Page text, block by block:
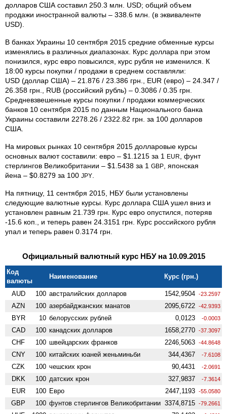
долларов США составил 250.3 млн. USD; общий объем
продажи иностранной валюты – 338.6 млн. (в эквиваленте
USD).
В банках Украины 10 сентября 2015 средние обменные курсы
изменялись в различных диапазонах. Курс доллара при этом
понизился, курс евро повысился, курс рубля не изменился. К
18:00 курсы покупки / продажи в среднем составляли:
USD (доллар США) – 21.876 / 23.386 грн., EUR (евро) – 24.347 /
26.358 грн., RUB (российский рубль) – 0.3086 / 0.35 грн.
Средневзвешенные курсы покупки / продажи коммерческих
банков 10 сентября 2015 по данным Национального банка
Украины составили 2278.26 / 2322.82 грн. за 100 долларов
США.
На мировых рынках 10 сентября 2015 долларовые курсы
основных валют составили: евро – $1.1215 за 1 EUR
, фунт
стерлингов Великобритании – $1.5438 за 1 GBP , японская
йена – $0.8279 за 100 JPY
На пятницу, 11 сентября 2015, НБУ были установлены
следующие валютные курсы. Курс доллара США ушел вниз и
установлен равным 21.739 грн. Курс евро опустился, потеряв
-15.6 коп., и теперь равен 24.3151 грн. Курс российского рубля
упал и теперь равен 0.3174 грн.
Официальный валютный курс НБУ на 10.09.2015
Код
валюты
Наименование Курс (грн.)
AUD 100 австралийских долларов 1542,9504 -23.2597
AZN 100 азербайджанских манатов 2095,6722 -42.9393
BYR 10 белорусских рублей 0,0123 -0.0003
CAD 100 канадских долларов 1658,2770 -37.3097
CHF 100 швейцарских франков 2246,5063 -44.8648
CNY 100 китайских юаней женьминьби 344,4367 -7.6108
CZK 100 чешских крон 90,4431 -2.0691
DKK 100 датских крон 327,9837 -7.3614
EUR 100 Евро 2447,1193 -55.0580
GBP 100 фунтов стерлингов Велико­британии 3374,8715 -79.2661